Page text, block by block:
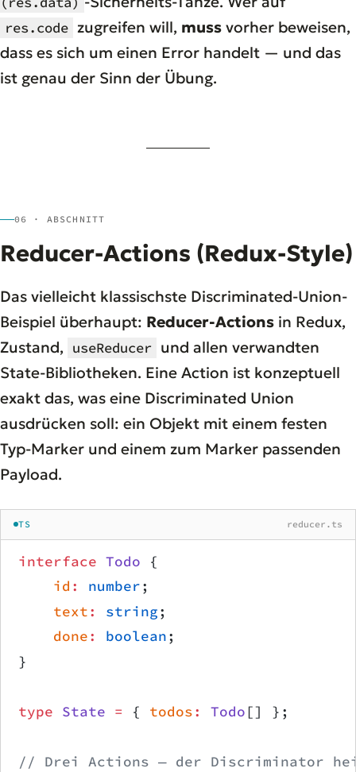
res.code zugreifen will, muss vorher beweisen,
dass es sich um einen Error handelt — und das
ist genau der Sinn der Übung.
06 · ABSCHNITT
Reducer-Actions (Redux-Style)
Das vielleicht klassischste Discriminated-Union-
Beispiel überhaupt: Reducer-Actions in Redux,
Zustand, useReducer und allen verwandten
State-Bibliotheken. Eine Action ist konzeptuell
exakt das, was eine Discriminated Union
ausdrücken soll: ein Objekt mit einem festen
Typ-Marker und einem zum Marker passenden
Payload.
TS reducer.ts
interface Todo {
    id
: number;
    text
: string;
    done
: boolean;
}
type State = { todos: Todo[] };
// Drei Actions — der Discriminator